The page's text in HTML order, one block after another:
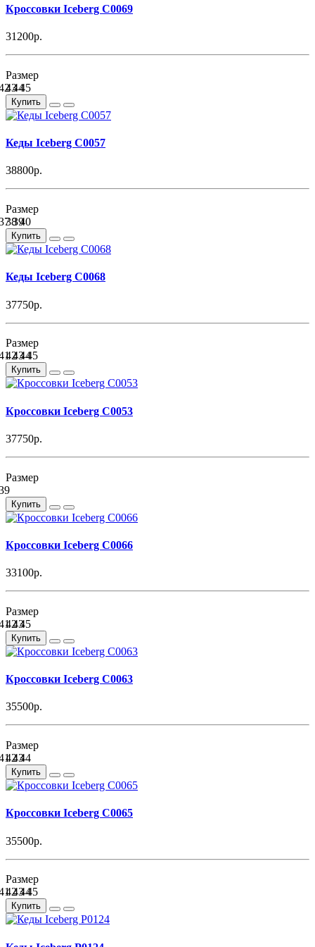
Кроссовки Iceberg C0069
31200р.
Размер
434445
Купить
Кеды Iceberg C0057
38800р.
Размер
383940
Купить
Кеды Iceberg C0068
37750р.
Размер
42434445
Купить
Кроссовки Iceberg C0053
37750р.
Размер
Купить
Кроссовки Iceberg C0066
33100р.
Размер
424345
Купить
Кроссовки Iceberg C0063
35500р.
Размер
424344
Купить
Кроссовки Iceberg C0065
35500р.
Размер
42434445
Купить